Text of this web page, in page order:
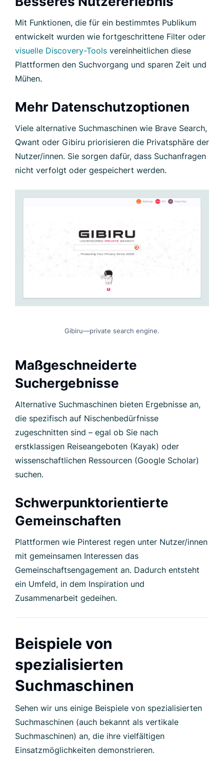
Mit Funktionen, die für ein bestimmtes Publikum
entwickelt wurden wie fortgeschrittene Filter oder
visuelle Discovery-Tools vereinheitlichen diese
Plattformen den Suchvorgang und sparen Zeit und
Mühen.
Mehr Datenschutzoptionen
Viele alternative Suchmaschinen wie Brave Search,
Qwant oder Gibiru priorisieren die Privatsphäre der
Nutzer/innen. Sie sorgen dafür, dass Suchanfragen
nicht verfolgt oder gespeichert werden.
Gibiru—private search engine.
Maßgeschneiderte
Suchergebnisse
Alternative Suchmaschinen bieten Ergebnisse an,
die spezifisch auf Nischenbedürfnisse
zugeschnitten sind – egal ob Sie nach
erstklassigen Reiseangeboten (Kayak) oder
wissenschaftlichen Ressourcen (Google Scholar)
suchen.
Schwerpunktorientierte
Gemeinschaften
Plattformen wie Pinterest regen unter Nutzer/innen
mit gemeinsamen Interessen das
Gemeinschaftsengagement an. Dadurch entsteht
ein Umfeld, in dem Inspiration und
Zusammenarbeit gedeihen.
Beispiele von
spezialisierten
Suchmaschinen
Sehen wir uns einige Beispiele von spezialisierten
Suchmaschinen (auch bekannt als vertikale
Suchmaschinen) an, die ihre vielfältigen
Einsatzmöglichkeiten demonstrieren.